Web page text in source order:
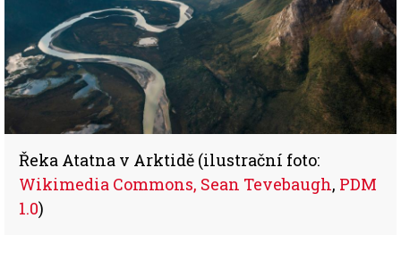
Řeka Atatna v Arktidě (ilustrační foto:
Wikimedia Commons, Sean Tevebaugh, PDM
1.0)